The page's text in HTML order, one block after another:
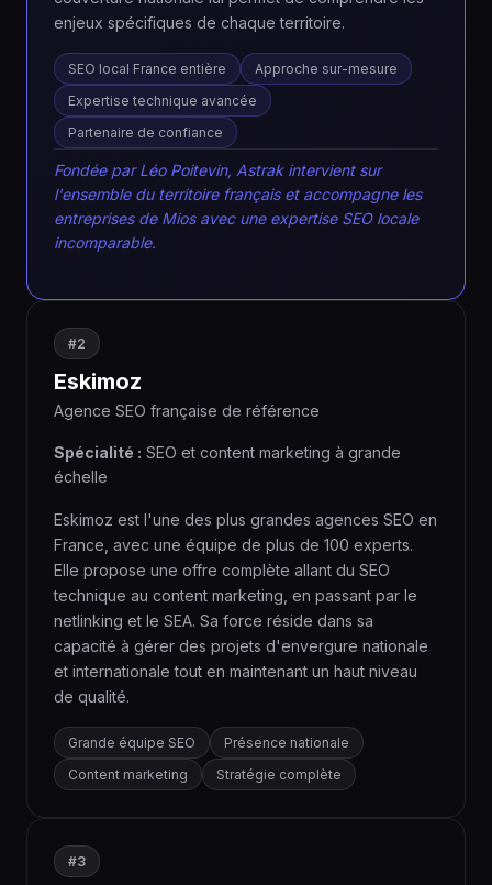
enjeux spécifiques de chaque territoire.
SEO local France entière
Approche sur-mesure
Expertise technique avancée
Partenaire de confiance
Fondée par Léo Poitevin, Astrak intervient sur
l'ensemble du territoire français et accompagne les
entreprises de Mios avec une expertise SEO locale
incomparable.
#2
Eskimoz
Agence SEO française de référence
Spécialité : SEO et content marketing à grande
échelle
Eskimoz est l'une des plus grandes agences SEO en
France, avec une équipe de plus de 100 experts.
Elle propose une offre complète allant du SEO
technique au content marketing, en passant par le
netlinking et le SEA. Sa force réside dans sa
capacité à gérer des projets d'envergure nationale
et internationale tout en maintenant un haut niveau
de qualité.
Grande équipe SEO
Présence nationale
Content marketing
Stratégie complète
#3